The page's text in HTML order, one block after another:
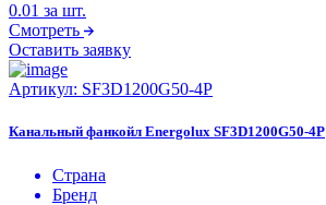
0.01 за шт.
Смотреть
Оставить заявку
Артикул: SF3D1200G50-4P
Канальный фанкойл Energolux SF3D1200G50-4P
Страна
Бренд